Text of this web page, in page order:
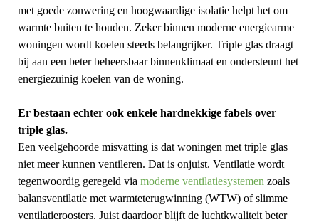
met goede zonwering en hoogwaardige isolatie helpt het om
warmte buiten te houden. Zeker binnen moderne energiearme
woningen wordt koelen steeds belangrijker. Triple glas draagt
bij aan een beter beheersbaar binnenklimaat en ondersteunt het
energiezuinig koelen van de woning.
Er bestaan echter ook enkele hardnekkige fabels over
triple glas.
Een veelgehoorde misvatting is dat woningen met triple glas
niet meer kunnen ventileren. Dat is onjuist. Ventilatie wordt
tegenwoordig geregeld via moderne ventilatiesystemen zoals
balansventilatie met warmteterugwinning (WTW) of slimme
ventilatieroosters. Juist daardoor blijft de luchtkwaliteit beter